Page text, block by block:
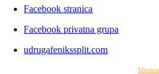
Facebook stranica
Facebook privatna grupa
udrugafenikssplit.com